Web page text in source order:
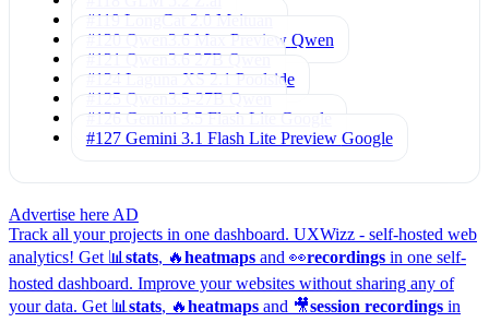
#119 LongCat 2.0 Meituan
#120 Qwen3.6 Max Preview Qwen
#121 Qwen3.6 27B Qwen
#124 Laguna XS 2.1 Poolside
#125 Qwen3.5-27B Qwen
#126 Gemini 3.5 Flash Lite
Google
#127 Gemini 3.1 Flash Lite Preview Google
Advertise here AD
Track all your projects in one dashboard. UXWizz - self-hosted web
analytics! Get 📊 stats, 🔥heatmaps and 👀recordings in one self-
hosted dashboard. Improve your websites without sharing any of
your data. Get 📊 stats, 🔥heatmaps and 🎥session recordings in